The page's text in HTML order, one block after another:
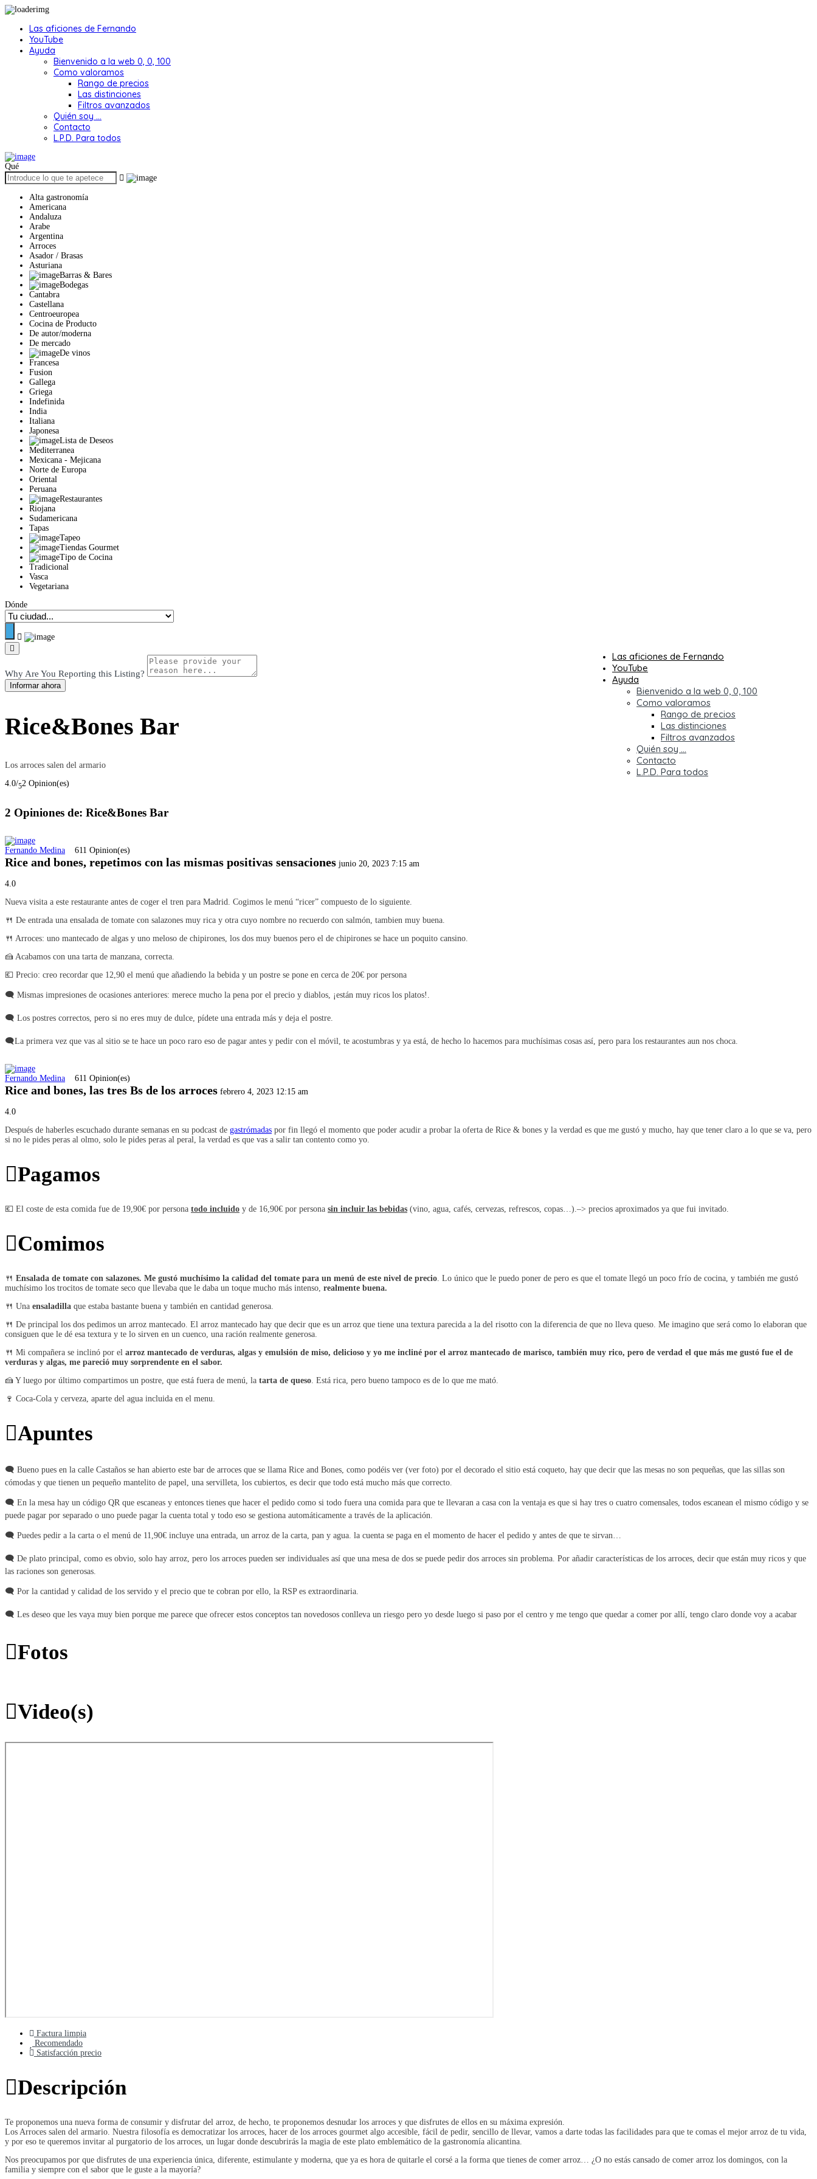
Las aficiones de Fernando
YouTube
Ayuda
Bienvenido a la web 0, 0, 100
Como valoramos
Rango de precios
Las distinciones
Filtros avanzados
Quién soy …
Contacto
L.P.D. Para todos
Qué
Alta gastronomía
Americana
Andaluza
Arabe
Argentina
Arroces
Asador / Brasas
Asturiana
Barras & Bares
Bodegas
Cantabra
Castellana
Centroeuropea
Cocina de Producto
De autor/moderna
De mercado
De vinos
Francesa
Fusion
Gallega
Griega
Indefinida
India
Italiana
Japonesa
Lista de Deseos
Mediterranea
Mexicana - Mejicana
Norte de Europa
Oriental
Peruana
Restaurantes
Riojana
Sudamericana
Tapas
Tapeo
Tiendas Gourmet
Tipo de Cocina
Tradicional
Vasca
Vegetariana
Dónde
Las aficiones de Fernando
YouTube
Ayuda
Bienvenido a la web 0, 0, 100
Como valoramos
Rango de precios
Las distinciones
Filtros avanzados
Quién soy …
Contacto
L.P.D. Para todos
Why Are You Reporting this Listing?
Informar ahora
Rice&Bones Bar
Los arroces salen del armario
4.0/52 Opinion(es)
2 Opiniones de: Rice&Bones Bar
Fernando Medina 611 Opinion(es)
Rice and bones, repetimos con las mismas positivas sensaciones junio 20, 2023 7:15 am
4.0
Nueva visita a este restaurante antes de coger el tren para Madrid. Cogimos le menú “ricer” compuesto de lo siguiente.
🍴 De entrada una ensalada de tomate con salazones muy rica y otra cuyo nombre no recuerdo con salmón, tambien muy buena.
🍴 Arroces: uno mantecado de algas y uno meloso de chipirones, los dos muy buenos pero el de chipirones se hace un poquito cansino.
🍰 Acabamos con una tarta de manzana, correcta.
💶 Precio: creo recordar que 12,90 el menú que añadiendo la bebida y un postre se pone en cerca de 20€ por persona
🗨 Mismas impresiones de ocasiones anteriores: merece mucho la pena por el precio y diablos, ¡están muy ricos los platos!.
🗨 Los postres correctos, pero si no eres muy de dulce, pídete una entrada más y deja el postre.
🗨La primera vez que vas al sitio se te hace un poco raro eso de pagar antes y pedir con el móvil, te acostumbras y ya está, de hecho lo hacemos para muchísimas cosas así, pero para los restaurantes aun nos choca.
Fernando Medina 611 Opinion(es)
Rice and bones, las tres Bs de los arroces febrero 4, 2023 12:15 am
4.0
Después de haberles escuchado durante semanas en su podcast de gastrómadas por fin llegó el momento que poder acudir a probar la oferta de Rice & bones y la verdad es que me gustó y mucho, hay que tener claro a lo que se va, pero
si no le pides peras al olmo, solo le pides peras al peral, la verdad es que vas a salir tan contento como yo.
Pagamos
💶 El coste de esta comida fue de 19,90€ por persona todo incluido y de 16,90€ por persona sin incluir las bebidas (vino, agua, cafés, cervezas, refrescos, copas…).–> precios aproximados ya que fui invitado.
Comimos
🍴 Ensalada de tomate con salazones. Me gustó muchísimo la calidad del tomate para un menú de este nivel de precio . Lo único que le puedo poner de pero es que el tomate llegó un poco frío de cocina, y también me gustó
muchísimo los trocitos de tomate seco que llevaba que le daba un toque mucho más intenso, realmente buena.
🍴 Una ensaladilla que estaba bastante buena y también en cantidad generosa.
🍴 De principal los dos pedimos un arroz mantecado. El arroz mantecado hay que decir que es un arroz que tiene una textura parecida a la del risotto con la diferencia de que no lleva queso. Me imagino que será como lo elaboran que
consiguen que le dé esa textura y te lo sirven en un cuenco, una ración realmente generosa.
🍴 Mi compañera se inclinó por el arroz mantecado de verduras, algas y emulsión de miso, delicioso y yo me incliné por el arroz mantecado de marisco, también muy rico, pero de verdad el que más me gustó fue el de
verduras y algas, me pareció muy sorprendente en el sabor.
🍰 Y luego por último compartimos un postre, que está fuera de menú, la tarta de queso . Está rica, pero bueno tampoco es de lo que me mató.
🍷 Coca-Cola y cerveza, aparte del agua incluida en el menu.
Apuntes
🗨 Bueno pues en la calle Castaños se han abierto este bar de arroces que se llama Rice and Bones, como podéis ver (ver foto) por el decorado el sitio está coqueto, hay que decir que las mesas no son pequeñas, que las sillas son
cómodas y que tienen un pequeño mantelito de papel, una servilleta, los cubiertos, es decir que todo está mucho más que correcto.
🗨 En la mesa hay un código QR que escaneas y entonces tienes que hacer el pedido como si todo fuera una comida para que te llevaran a casa con la ventaja es que si hay tres o cuatro comensales, todos escanean el mismo código y se
puede pagar por separado o uno puede pagar la cuenta total y todo eso se gestiona automáticamente a través de la aplicación.
🗨 Puedes pedir a la carta o el menú de 11,90€ incluye una entrada, un arroz de la carta, pan y agua. la cuenta se paga en el momento de hacer el pedido y antes de que te sirvan…
🗨 De plato principal, como es obvio, solo hay arroz, pero los arroces pueden ser individuales así que una mesa de dos se puede pedir dos arroces sin problema. Por añadir características de los arroces, decir que están muy ricos y que
las raciones son generosas.
🗨 Por la cantidad y calidad de los servido y el precio que te cobran por ello, la RSP es extraordinaria.
🗨 Les deseo que les vaya muy bien porque me parece que ofrecer estos conceptos tan novedosos conlleva un riesgo pero yo desde luego si paso por el centro y me tengo que quedar a comer por allí, tengo claro donde voy a acabar
Fotos
Video(s)
Factura limpia
Recomendado
Satisfacción precio
Descripción
Te proponemos una nueva forma de consumir y disfrutar del arroz, de hecho, te proponemos desnudar los arroces y que disfrutes de ellos en su máxima expresión.
Los Arroces salen del armario. Nuestra filosofía es democratizar los arroces, hacer de los arroces gourmet algo accesible, fácil de pedir, sencillo de llevar, vamos a darte todas las facilidades para que te comas el mejor arroz de tu vida,
y por eso te queremos invitar al purgatorio de los arroces, un lugar donde descubrirás la magia de este plato emblemático de la gastronomía alicantina.
Nos preocupamos por que disfrutes de una experiencia única, diferente, estimulante y moderna, que ya es hora de quitarle el corsé a la forma que tienes de comer arroz… ¿O no estás cansado de comer arroz los domingos, con la
familia y siempre con el sabor que le guste a la mayoría?